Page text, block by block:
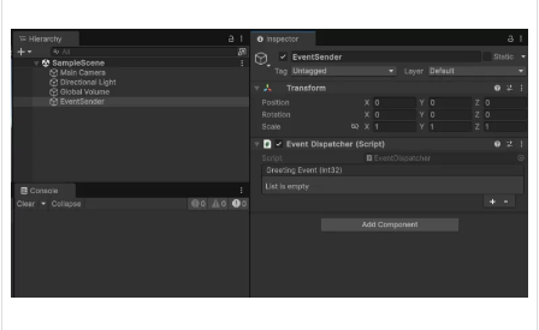
5.
1.
n
e